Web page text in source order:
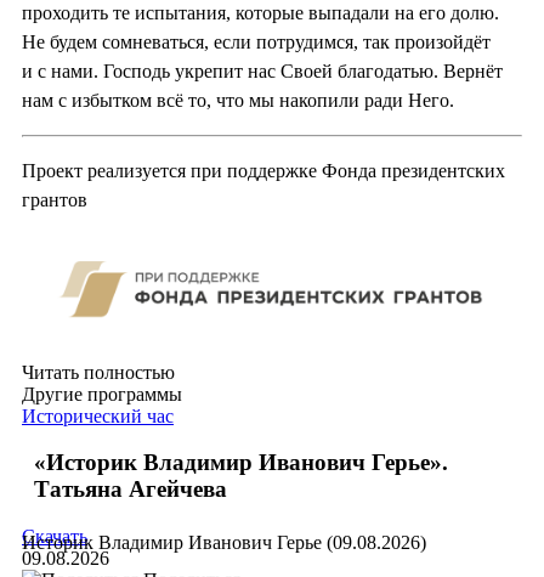
проходить те испытания, которые выпадали на его долю.
Не будем сомневаться, если потрудимся, так произойдёт
и с нами. Господь укрепит нас Своей благодатью. Вернёт
нам с избытком всё то, что мы накопили ради Него.
Проект реализуется при поддержке Фонда президентских
грантов
Читать полностью
Другие программы
Исторический час
«Историк Владимир Иванович Герье».
Татьяна Агейчева
Историк Владимир Иванович Герье (09.08.2026)
Скачать
09.08.2026